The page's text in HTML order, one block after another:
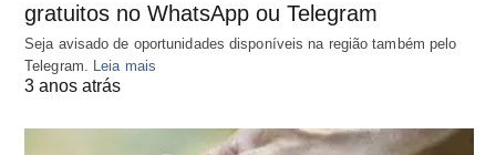
gratuitos no WhatsApp ou Telegram
Seja avisado de oportunidades disponíveis na região também pelo
Telegram. Leia mais
3 anos atrás